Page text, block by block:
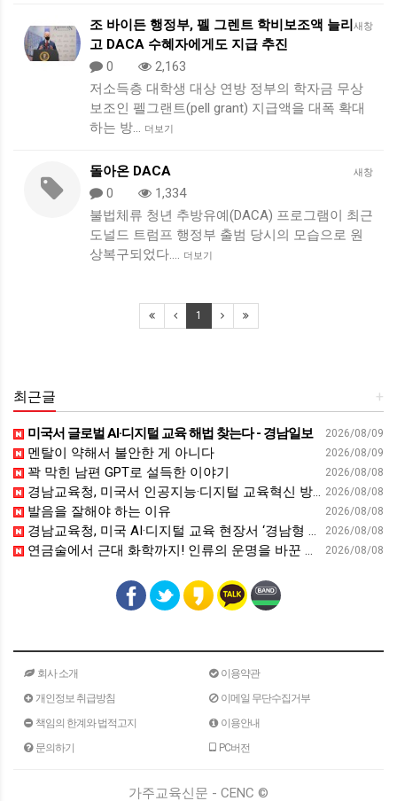
새창
조 바이든 행정부, 펠 그렌트 학비보조액 늘리
고 DACA 수혜자에게도 지급 추진
0
2,163
저소득층 대학생 대상 연방 정부의 학자금 무상
보조인 펠그랜트(pell grant) 지급액을 대폭 확대
하는 방… 더보기
새창
돌아온 DACA
0
1,334
불법체류 청년 추방유예(DACA) 프로그램이 최근
도널드 트럼프 행정부 출범 당시의 모습으로 원
상복구되었다.… 더보기
1
+
최근글
2026/08/09
미국서 글로벌 AI·디지털 교육 해법 찾는다 - 경남일보
2026/08/09
멘탈이 약해서 불안한 게 아니다
2026/08/08
꽉 막힌 남편 GPT로 설득한 이야기
2026/08/08
경남교육청, 미국서 인공지능·디지털 교육혁신 방안 모색 - 웹이코노미
2026/08/08
발음을 잘해야 하는 이유
2026/08/08
경남교육청, 미국 AI·디지털 교육 현장서 ‘경남형 해법’ 찾는다 - 뉴스프리존
2026/08/08
연금술에서 근대 화학까지! 인류의 운명을 바꾼 위대한 발견 : 생각하는 청소년을 위한 과학 시리즈 2부(feat.박문호 박사)
회사 소개
이용약관
개인정보 취급방침
이메일 무단수집거부
책임의 한계와 법적고지
이용안내
문의하기
PC버전
가주교육신문 - CENC ©